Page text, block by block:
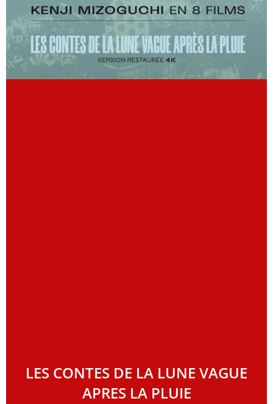
LES CONTES DE LA LUNE VAGUE
APRES LA PLUIE